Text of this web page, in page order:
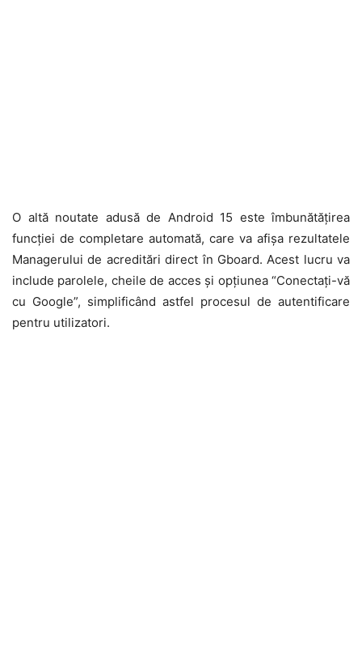
O altă noutate adusă de Android 15 este îmbunătățirea
funcției de completare automată, care va afișa rezultatele
Managerului de acreditări direct în Gboard. Acest lucru va
include parolele, cheile de acces și opțiunea “Conectați-vă
cu Google”, simplificând astfel procesul de autentificare
pentru utilizatori.